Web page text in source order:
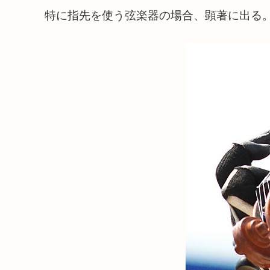
特に指先を使う弦楽器の場合、顕著に出る